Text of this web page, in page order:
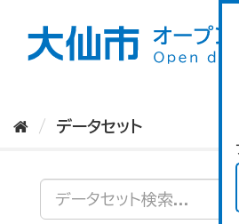
データセット